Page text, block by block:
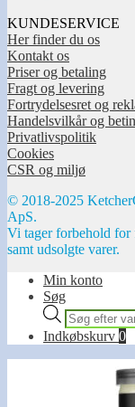
KUNDESERVICE
Her finder du os
Kontakt os
Priser og betaling
Fragt og levering
Fortrydelsesret og
Handelsvilkår og
Privatlivspolitik
Cookies
CSR og miljø
© 2018-2025
ApS.
Vi tager forbehold for
samt udsolgte varer.
Min konto
Søg
Products
search
Indkøbskurv 0